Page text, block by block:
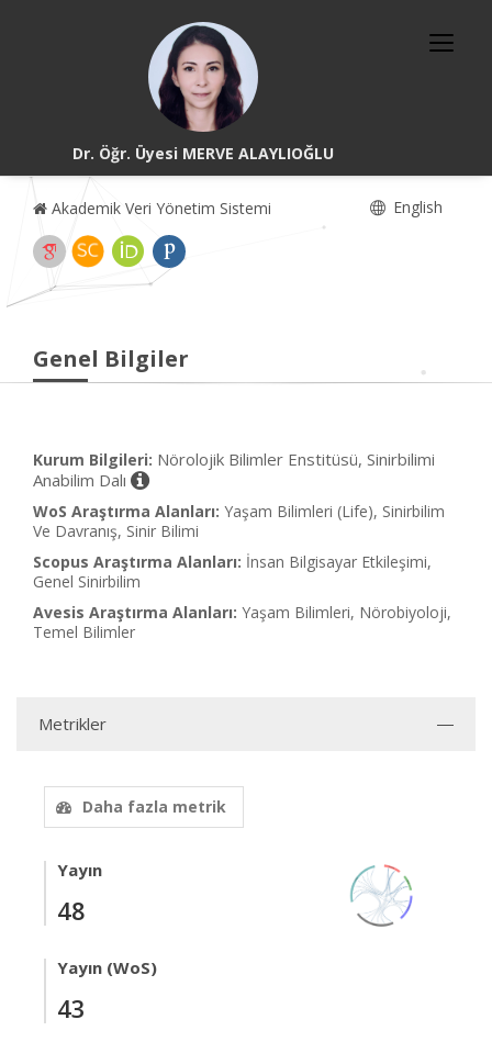
Dr. Öğr. Üyesi MERVE ALAYLIOĞLU
Akademik Veri Yönetim Sistemi English
Genel Bilgiler
Kurum Bilgileri: Nörolojik Bilimler Enstitüsü, Sinirbilimi
Anabilim Dalı
WoS Araştırma Alanları: Yaşam Bilimleri (Life), Sinirbilim
Ve Davranış, Sinir Bilimi
Scopus Araştırma Alanları: İnsan Bilgisayar Etkileşimi,
Genel Sinirbilim
Avesis Araştırma Alanları: Yaşam Bilimleri, Nörobiyoloji,
Temel Bilimler
Metrikler
Daha fazla metrik
Yayın
48
Yayın (WoS)
43